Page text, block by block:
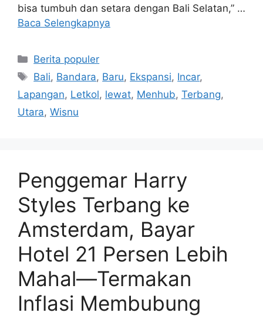
bisa tumbuh dan setara dengan Bali Selatan,” …
Baca Selengkapnya
Kategori
Berita populer
Tag
Bali, Bandara, Baru, Ekspansi, Incar,
Lapangan, Letkol, lewat, Menhub, Terbang,
Utara, Wisnu
Penggemar Harry
Styles Terbang ke
Amsterdam, Bayar
Hotel 21 Persen Lebih
Mahal—Termakan
Inflasi Membubung